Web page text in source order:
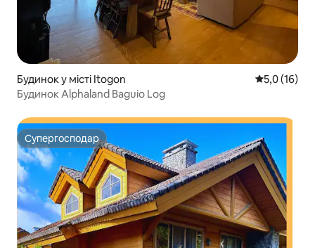
Будинок у місті Itogon Середня
5,0 (16)
Будинок Alphaland Baguio Log
Супергосподар
Супергосподар